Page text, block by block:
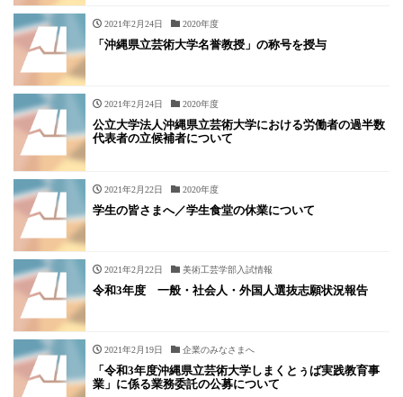
2021年2月24日 2020年度
「沖縄県立芸術大学名誉教授」の称号を授与
2021年2月24日 2020年度
公立大学法人沖縄県立芸術大学における労働者の過半数
代表者の立候補者について
2021年2月22日 2020年度
学生の皆さまへ／学生食堂の休業について
2021年2月22日 美術工芸学部入試情報
令和3年度 一般・社会人・外国人選抜志願状況報告
2021年2月19日 企業のみなさまへ
「令和3年度沖縄県立芸術大学しまくとぅば実践教育事
業」に係る業務委託の公募について